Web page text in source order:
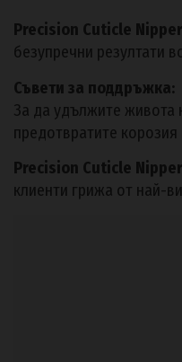
Precision Cuticle Nipper
безупречни резултати
Съвети за поддръжка:
За да удължите живота
предотвратите
Precision Cuticle Nipper
клиенти грижа от най-